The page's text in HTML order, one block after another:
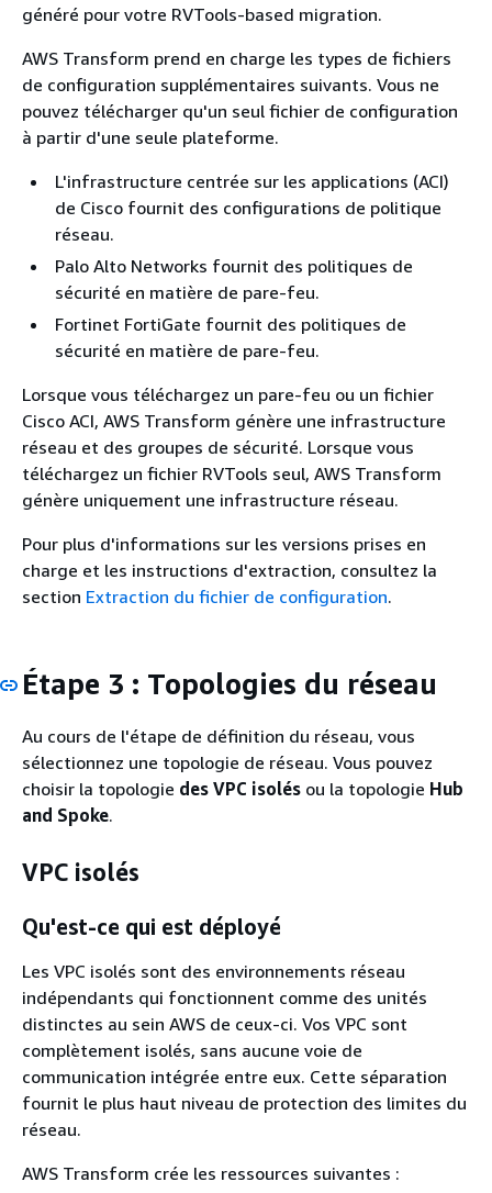
généré pour votre RVTools-based migration.
AWS Transform prend en charge les types de fichiers
de configuration supplémentaires suivants. Vous ne
pouvez télécharger qu'un seul fichier de configuration
à partir d'une seule plateforme.
L'infrastructure centrée sur les applications (ACI)
de Cisco fournit des configurations de politique
réseau.
Palo Alto Networks fournit des politiques de
sécurité en matière de pare-feu.
Fortinet FortiGate fournit des politiques de
sécurité en matière de pare-feu.
Lorsque vous téléchargez un pare-feu ou un fichier
Cisco ACI, AWS Transform génère une infrastructure
réseau et des groupes de sécurité. Lorsque vous
téléchargez un fichier RVTools seul, AWS Transform
génère uniquement une infrastructure réseau.
Pour plus d'informations sur les versions prises en
charge et les instructions d'extraction, consultez la
section Extraction du fichier de configuration.
Étape 3 : Topologies du réseau
Au cours de l'étape de définition du réseau, vous
sélectionnez une topologie de réseau. Vous pouvez
choisir la topologie des VPC isolés ou la topologie Hub
and Spoke.
VPC isolés
Qu'est-ce qui est déployé
Les VPC isolés sont des environnements réseau
indépendants qui fonctionnent comme des unités
distinctes au sein AWS de ceux-ci. Vos VPC sont
complètement isolés, sans aucune voie de
communication intégrée entre eux. Cette séparation
fournit le plus haut niveau de protection des limites du
réseau.
AWS Transform crée les ressources suivantes :